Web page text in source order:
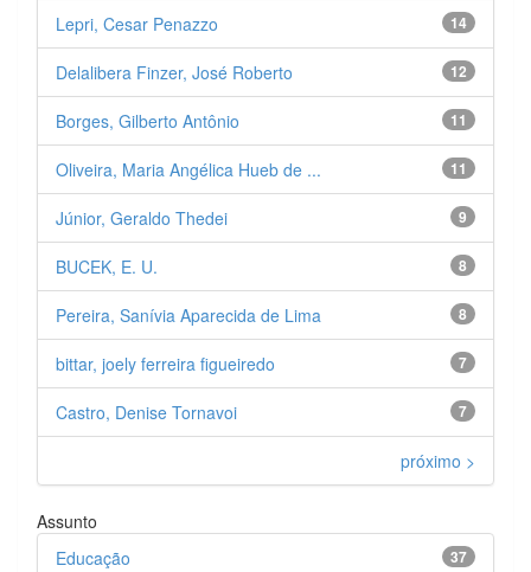
14
Lepri, Cesar Penazzo
12
Delalibera Finzer, José Roberto
11
Borges, Gilberto Antônio
11
Oliveira, Maria Angélica Hueb de ...
9
Júnior, Geraldo Thedei
8
BUCEK, E. U.
8
Pereira, Sanívia Aparecida de Lima
7
bittar, joely ferreira figueiredo
7
Castro, Denise Tornavoi
próximo >
Assunto
37
Educação